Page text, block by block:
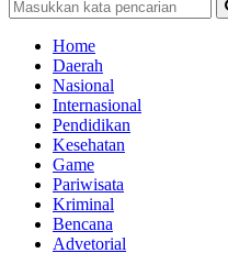
Home
Daerah
Nasional
Internasional
Pendidikan
Kesehatan
Game
Pariwisata
Kriminal
Bencana
Advetorial